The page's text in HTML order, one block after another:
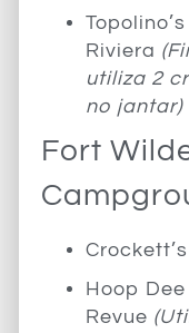
Riviera
utiliza 2
no jantar)
Fort
Hoop
Revue